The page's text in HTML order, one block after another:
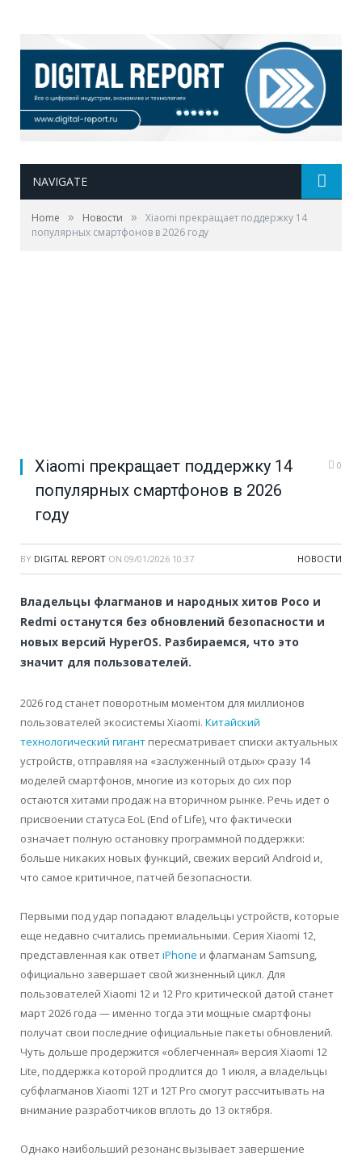
NAVIGATE
Home » Новости »
Xiaomi прекращает поддержку 14
популярных смартфонов в 2026 году
Xiaomi прекращает поддержку 14
популярных смартфонов в 2026
году
0
BY DIGITAL REPORT ON 09/01/2026 10:37 НОВОСТИ
Владельцы флагманов и народных хитов Poco и
Redmi останутся без обновлений безопасности и
новых версий HyperOS. Разбираемся, что это
значит для пользователей.
2026 год станет поворотным моментом для миллионов
пользователей экосистемы Xiaomi. Китайский
технологический гигант пересматривает списки актуальных
устройств, отправляя на «заслуженный отдых» сразу 14
моделей смартфонов, многие из которых до сих пор
остаются хитами продаж на вторичном рынке. Речь идет о
присвоении статуса EoL (End of Life), что фактически
означает полную остановку программной поддержки:
больше никаких новых функций, свежих версий Android и,
что самое критичное, патчей безопасности.
Первыми под удар попадают владельцы устройств, которые
еще недавно считались премиальными. Серия Xiaomi 12,
представленная как ответiPhone и флагманам Samsung,
официально завершает свой жизненный цикл. Для
пользователей Xiaomi 12 и 12 Pro критической датой станет
март 2026 года — именно тогда эти мощные смартфоны
получат свои последние официальные пакеты обновлений.
Чуть дольше продержится «облегченная» версия Xiaomi 12
Lite, поддержка которой продлится до 1 июля, а владельцы
субфлагманов Xiaomi 12T и 12T Pro смогут рассчитывать на
внимание разработчиков вплоть до 13 октября.
Однако наибольший резонанс вызывает завершение